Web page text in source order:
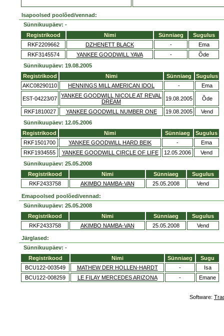
Isapoolsed poolõed/vennad:
Sünnikuupäev: -
Registrikood
Nimi Sünniaeg
Sugulus
RKF2209662
DZHENETT BLACK -
Ema
RKF3145574
YANKEE GOODWILL YAVA -
Õde
Sünnikuupäev: 19.08.2005
Registrikood
Nimi Sünniaeg
Sugulus
AKC08290110
HENNINGS MILL AMERICAN IDOL - Ema
EST-04223/07
YANKEE GOODWILL NICOLE AT REVAL
DREAM
19.08.2005 Õde
RKF1810027 YANKEE GOODWILL NUMBER ONE 19.08.2005
Vend
Sünnikuupäev: 12.05.2006
Registrikood
Nimi Sünniaeg
Sugulus
RKF1501700
YANKEE GOODWILL HARD BEIK -
Ema
RKF1934555
YANKEE GOODWILL CIRCLE OF LIFE 12.05.2006
Vend
Sünnikuupäev: 25.05.2008
Registrikood
Nimi Sünniaeg
Sugulus
RKF2433758
AKIMBO NAMBA-VAN 25.05.2008 Vend
Emapoolsed poolõed/vennad:
Sünnikuupäev: 25.05.2008
Registrikood
Nimi Sünniaeg
Sugulus
RKF2433758
AKIMBO NAMBA-VAN 25.05.2008 Vend
Järglased:
Sünnikuupäev: -
Registrikood
Nimi Sünniaeg
Sugu
BCU122-003549
MATHEW DER HOLLEN-HARDT -
Isa
BCU122-008259
LE FILAY MERCEDES ARIZONA - Emane
Software: